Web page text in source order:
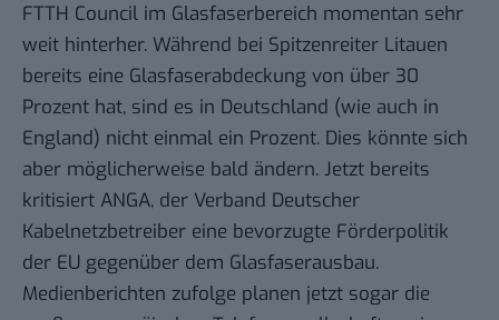
FTTH Council im Glasfaserbereich momentan sehr
weit hinterher. Während bei Spitzenreiter Litauen
bereits eine Glasfaserabdeckung von über 30
Prozent hat, sind es in Deutschland (wie auch in
England) nicht einmal ein Prozent. Dies könnte sich
aber möglicherweise bald ändern. Jetzt bereits
kritisiert ANGA, der Verband Deutscher
Kabelnetzbetreiber eine bevorzugte Förderpolitik
der EU gegenüber dem Glasfaserausbau.
Medienberichten zufolge planen jetzt sogar die